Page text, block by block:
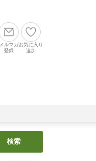
メルマガ
登録
お気に入り
追加
検索